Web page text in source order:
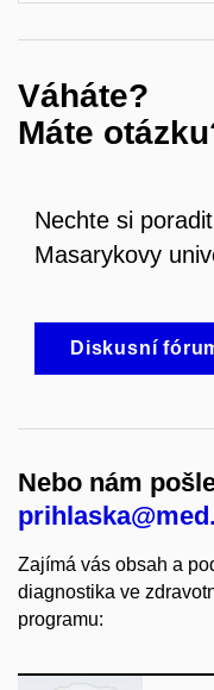
Váháte?
Máte
Nechte si
Masarykovy
Diskusní
Nebo nám
Zajímá vás obsah a
diagnostika ve
programu: